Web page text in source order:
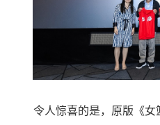
令人惊喜的是，原版《